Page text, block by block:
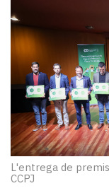
Reportatges
Entrevistes
Enquestes
A
escena!
Dis
la
teva!
Subscriptors
La
L'entrega de
CCPJ